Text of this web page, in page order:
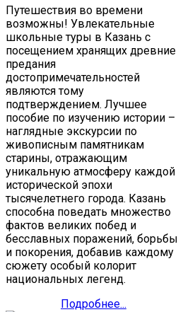
Транспортные
услуги
Отели
и
гостиницы
Тур
пакеты
Контакты
Путешествия во времени
возможны! Увлекательные
школьные туры в Казань с
посещением хранящих древние
предания
достопримечательностей
являются тому
подтверждением. Лучшее
пособие по изучению истории –
наглядные экскурсии по
живописным памятникам
старины, отражающим
уникальную атмосферу каждой
исторической эпохи
тысячелетнего города. Казань
способна поведать множество
фактов великих побед и
бесславных поражений, борьбы
и покорения, добавив каждому
сюжету особый колорит
национальных легенд.
Подробнее...